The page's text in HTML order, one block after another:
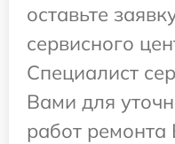
оставьте
сервисного
Специалист
Вами для
работ ремонта